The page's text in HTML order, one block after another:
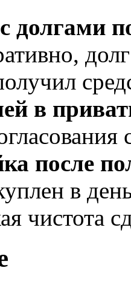
долгами
в
после
в
чистота